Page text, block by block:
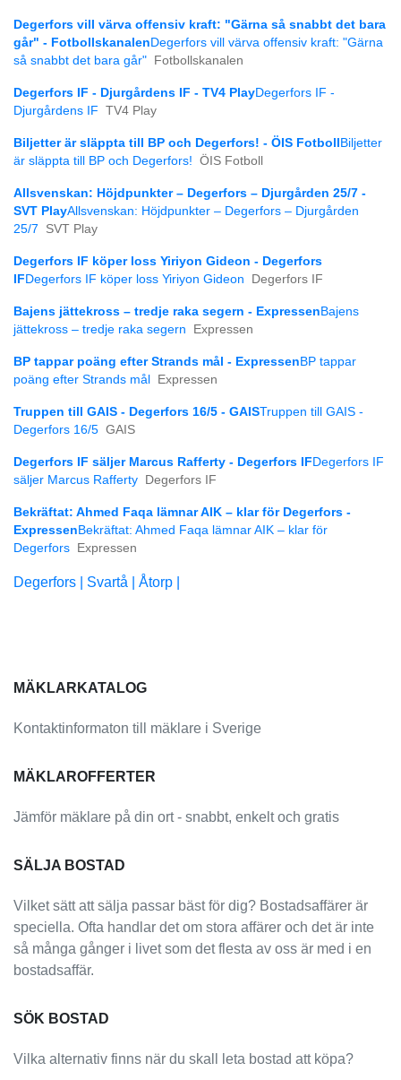
Degerfors vill värva offensiv kraft: "Gärna så snabbt det bara
går" - Fotbollskanalen Degerfors vill värva offensiv kraft: "Gärna
så snabbt det bara går"
Fotbollskanalen
Degerfors IF - Djurgårdens IF - TV4 PlayDegerfors IF -
Djurgårdens IF TV4 Play
Biljetter är släppta till BP och Degerfors! - ÖIS Fotboll
Biljetter
är släppta till BP och Degerfors! ÖIS Fotboll
Allsvenskan: Höjdpunkter – Degerfors – Djurgården 25/7 -
SVT PlayAllsvenskan: Höjdpunkter – Degerfors – Djurgården
25/7
SVT Play
Degerfors IF köper loss Yiriyon Gideon - Degerfors
IF Degerfors IF köper loss Yiriyon Gideon Degerfors IF
Bajens jättekross – tredje raka segern - Expressen Bajens
jättekross – tredje raka segern
Expressen
BP tappar poäng efter Strands mål - Expressen BP tappar
poäng efter Strands mål
Expressen
Truppen till GAIS - Degerfors 16/5 - GAISTruppen till GAIS -
Degerfors 16/5 GAIS
Degerfors IF säljer Marcus Rafferty - Degerfors IF Degerfors IF
säljer Marcus Rafferty
Degerfors IF
Bekräftat: Ahmed Faqa lämnar AIK – klar för Degerfors -
Expressen Bekräftat: Ahmed Faqa lämnar AIK – klar för
Degerfors
Expressen
Degerfors | Svartå | Åtorp |
MÄKLARKATALOG
Kontaktinformaton till mäklare i Sverige
MÄKLAROFFERTER
Jämför mäklare på din ort - snabbt, enkelt och gratis
SÄLJA BOSTAD
Vilket sätt att sälja passar bäst för dig? Bostadsaffärer är
speciella. Ofta handlar det om stora affärer och det är inte
så många gånger i livet som det flesta av oss är med i en
bostadsaffär.
SÖK BOSTAD
Vilka alternativ finns när du skall leta bostad att köpa?